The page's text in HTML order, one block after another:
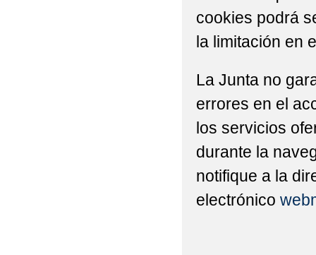
cookies podrá
la limitación en
La Junta no
errores en el
los servicios
durante la
notifique a la
electrónico